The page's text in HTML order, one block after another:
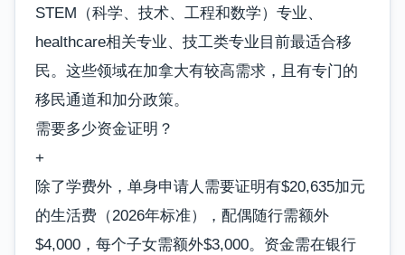
STEM（科学、技术、工程和数学）专业、
healthcare相关专业、技工类专业目前最适合移
民。这些领域在加拿大有较高需求，且有专门的
移民通道和加分政策。
需要多少资金证明？
+
除了学费外，单身申请人需要证明有$20,635加元
的生活费（2026年标准），配偶随行需额外
$4,000，每个子女需额外$3,000。资金需在银行